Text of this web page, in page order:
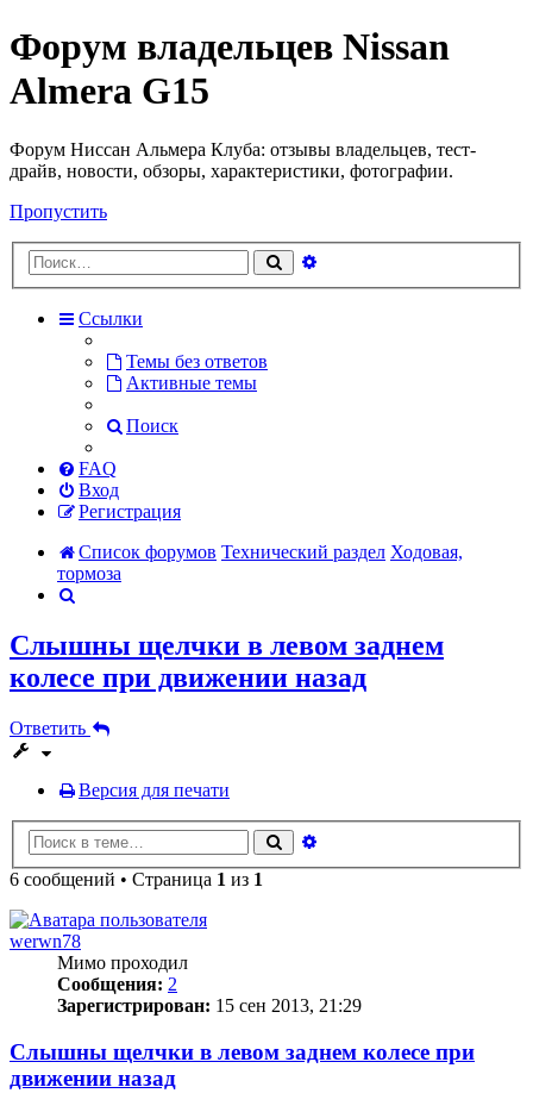
Форум владельцев Nissan
Almera G15
Форум Ниссан Альмера Клуба: отзывы владельцев, тест-
драйв, новости, обзоры, характеристики, фотографии.
Пропустить
Поиск
Ссылки
Темы без ответов
Активные темы
Поиск
FAQ
Вход
Регистрация
Список форумов Технический раздел Ходовая,
тормоза
Слышны щелчки в левом заднем
колесе при движении назад
Ответить
Версия для печати
Поиск
6 сообщений • Страница 1 из 1
werwn78
Мимо проходил
Сообщения: 2
Зарегистрирован: 15 сен 2013, 21:29
Слышны щелчки в левом заднем колесе при
движении назад